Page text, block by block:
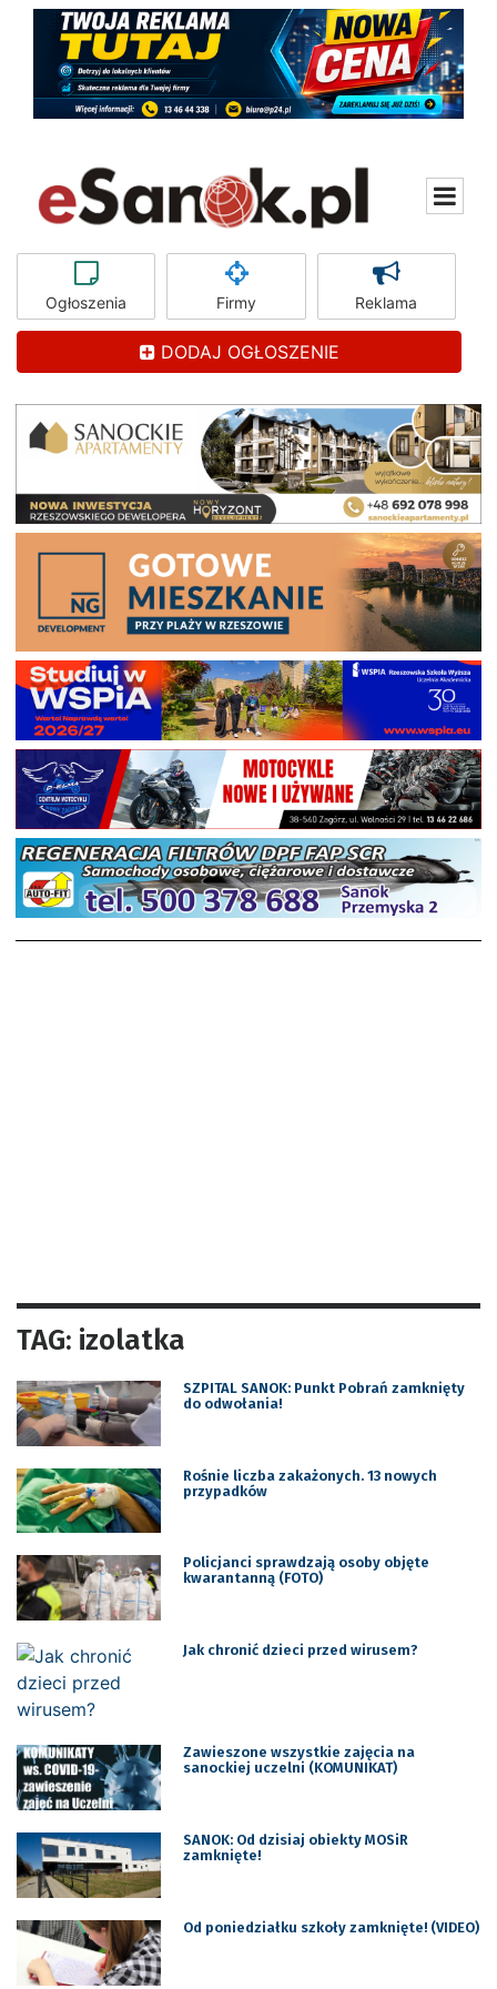
Ogłoszenia Firmy Reklama
DODAJ OGŁOSZENIE
TAG: izolatka
SZPITAL SANOK: Punkt Pobrań zamknięty
do odwołania!
Rośnie liczba zakażonych. 13 nowych
przypadków
Policjanci sprawdzają osoby objęte
kwarantanną (FOTO)
Jak chronić dzieci przed wirusem?
Zawieszone wszystkie zajęcia na
sanockiej uczelni (KOMUNIKAT)
SANOK: Od dzisiaj obiekty MOSiR
zamknięte!
Od poniedziałku szkoły zamknięte! (VIDEO)